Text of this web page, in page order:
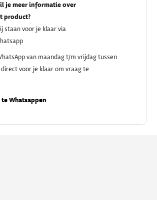
je meer informatie over
product?
staan voor je klaar via
van maandag t/m vrijdag tussen
direct voor je klaar om vraag te
Whatsappen